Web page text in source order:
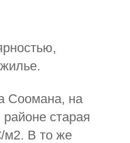
Соомана, на
старая
м2. В то же